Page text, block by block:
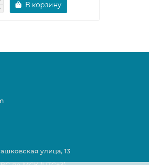
В корзину
улица, 13